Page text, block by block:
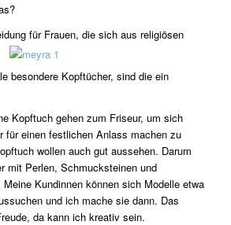
für Frauen, die sich aus religiösen
besondere Kopftücher, sind die ein
Kopftuch gehen zum Friseur, um sich
für einen festlichen Anlass machen zu
wollen auch gut aussehen. Darum
mit Perlen, Schmucksteinen und
Kundinnen können sich Modelle etwa
und ich mache sie dann. Das
da kann ich kreativ sein.